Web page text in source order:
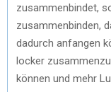
zusammenbindet,
zusammenbinden,
dadurch anfangen
locker
können und mehr